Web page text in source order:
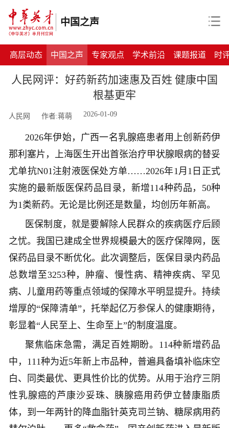
中国之声
高层动态 中国之声 专家观点 学术前沿 课题报道 时
人民网评：好药新药加速惠及百姓 健康中国
根基更牢
人民网 作者:蒋萌 2026-01-09
2026年伊始，广西一名乳腺癌患者用上创新药伊
那利塞片，上海医生开出首张治疗甲状腺眼病的替妥
尤单抗N01注射液医保处方单……2026年1月1日正式
实施的最新版医保药品目录，新增114种药品，50种
为1类新药。无论是比例还是数量，均创历年新高。
医保制度，就是要解除人民群众的疾病医疗后顾
之忧。我国已建成全世界规模最大的医疗保障网，医
保药品目录不断优化。此次调整后，医保目录内药品
总数增至3253种，肿瘤、慢性病、精神疾病、罕见
病、儿童用药等重点领域的保障水平明显提升。持续
增厚的“保障清单”，托举起亿万参保人的健康期待，
彰显着“人民至上、生命至上”的制度温度。
聚焦临床急需，满足百姓期盼。114种新增药品
中，111种为近5年新上市品种，普遍具备填补临床空
白、同类最优、更具性价比的优势。从用于治疗三阴
性乳腺癌的芦康沙妥珠、胰腺癌用药伊立替康脂质
体，到一年两针的降血脂针英克司兰钠、糖尿病用药